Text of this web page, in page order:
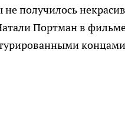
получилось
Портман в
концами